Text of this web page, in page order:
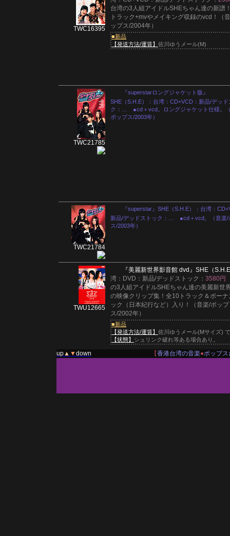
TWC16395
台湾の3人組アイドルSHEちゃん達の新譜
トラック+mvやメイキング収録のvcd！（
ップス/2004年）
■新品
【発送方法/運賃】 佐川ゆうメール(M)
TWC21785
『superstarロングジャケット版』
SHE（S.H.E）：台湾：CD+VCD：新品/デッド
ク：… ●cd＋vcd。ロングジャケット仕様。
ポップス/2003年）
TWC21784
『superstar』SHE（S.H.E）：台湾：
新品/デッドストック：… ●cd＋vcd。（音楽/
ス/2003年）
TWU12665
『美麗新世界影音館 dvd』 SHE（
湾：DVD：新品/デッドストック： 3580円
の3人組アイドルSHEちゃん達の美麗新世
の映像クリップ集！全10トラック＆ボーナ
ック（日本紀行など）入り！（音楽/ポップ
ス/2002年）
■新品
【発送方法/運賃】 佐川ゆうメール(Mサイズ)
【状態】 シュリンク破れ等ある場合あり。
up▲ ▼down 【香港台湾の音楽●ポップス